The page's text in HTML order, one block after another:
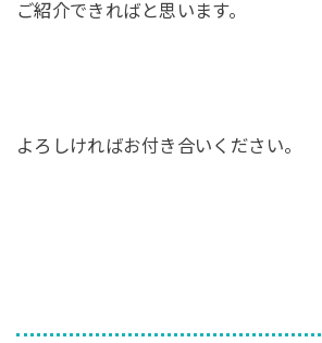
ご紹介できればと思います。
よろしければお付き合いください。